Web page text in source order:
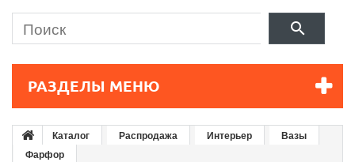
РАЗДЕЛЫ МЕНЮ
Каталог Распродажа Интерьер
Вазы
Фарфор